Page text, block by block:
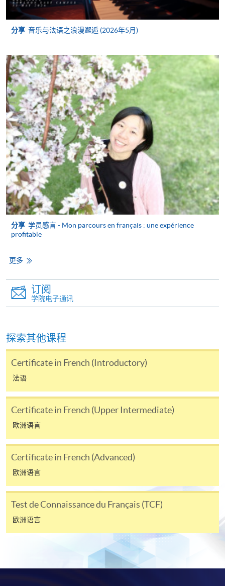
亲临学院各报名中心递交划线支票、报名表格及有关
证明文件；
「报读课程」，惟学院对邮递失误而遗失的支票及个
人资料概不负责。
3. VISA / Mastercard
申请人可亲临学院任何一所报名中心，以 VISA 或
Mastercard（包括「香港大学专业进修学院
Mastercard卡」）缴付学费。香港大学专业进修学院
Mastercard卡持有人，如报读课程满港币2,000元，可
享有十个月免息分期付款优惠，惟课程申请人必须为
信用卡持有人。详情请向学院报名中心职员查询。
4. 网上缴费服务
别学历颁授课程提供网上报名/注册服务，申请人可在
Mastercard缴付有关课程的报名费或学费。除上述支
员亦可以微信支付（Online WeChat Pay）、支付宝
（Online Alipay）或转数快（FPS）缴付学费，详情请
参阅报名办法 -网上报名服务。
注意事项:
如报读课程将在五个工作天内开课，为免邮递延误报
名程序，建议申请人亲身到学院报名中心报名，并避
免使用支票付款。
除由学院裁定的特殊情况（例如课程因报名人数不足
而取消）之外，一切已缴费用概不退还。如获学院批
准退还款项，以现金、易办事、微信支付、支付宝、
支票或缴费灵（只限网上付款）方式缴交之款项，将
以支票退款；以信用卡缴交之款项，退款将直接退还
除本学院网页所列明的学费外，个别课程或有其他额
外收费，详情请联络有关学科职员。
学费及学额不得转让他人。一经取录，学员不得转读
其他课程，惟学院对特殊情况，可酌情处理。转读申
请一经批准，学员须缴付港币120元手续费。
学院对邮递失误而遗失的支票或本票、付款收据或个
分享 音乐与法语之浪漫邂逅 (2026年5月)
分享 学员感言 - Mon parcours en français : une expérience
profitable
更多
订阅
学院电子通讯
探索其他课程
Certificate in French (Introductory)
法语
Certificate in French (Upper Intermediate)
欧洲语言
Certificate in French (Advanced)
欧洲语言
Test de Connaissance du Français (TCF)
欧洲语言